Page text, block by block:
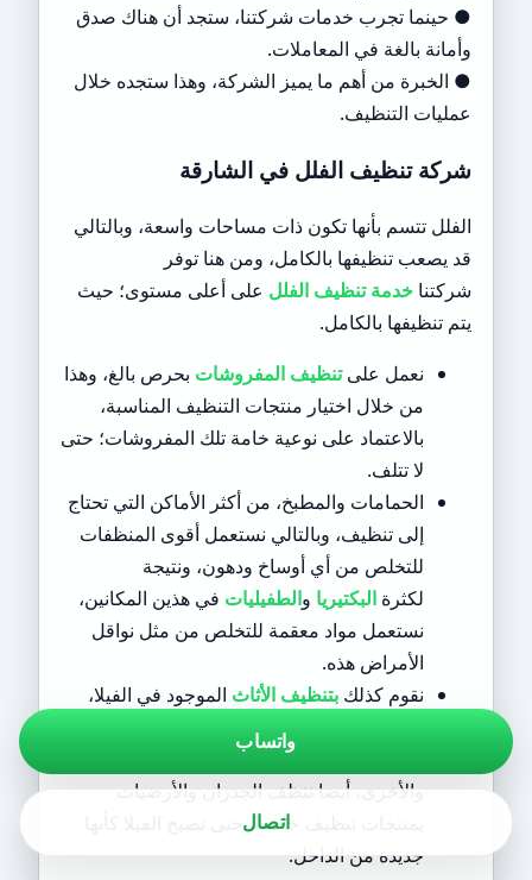
● حينما تجرب خدمات شركتنا، ستجد أن هناك صدق
وأمانة بالغة في المعاملات.
● الخبرة من أهم ما يميز الشركة، وهذا ستجده خلال
عمليات التنظيف.
شركة تنظيف الفلل في الشارقة
الفلل تتسم بأنها تكون ذات مساحات واسعة، وبالتالي
قد يصعب تنظيفها بالكامل، ومن هنا توفر
شركتنا خدمة تنظيف الفلل على أعلى مستوى؛ حيث
يتم تنظيفها بالكامل.
نعمل علىتنظيف المفروشات بحرص بالغ، وهذا
من خلال اختيار منتجات التنظيف المناسبة،
بالاعتماد على نوعية خامة تلك المفروشات؛ حتى
لا تتلف.
الحمامات والمطبخ، من أكثر الأماكن التي تحتاج
إلى تنظيف، وبالتالي نستعمل أقوى المنظفات
للتخلص من أي أوساخ ودهون، ونتيجة
لكثرة البكتيريا والطفيليات في هذين المكانين،
نستعمل مواد معقمة للتخلص من مثل نواقل
الأمراض هذه.
نقوم كذلك بتنظيف الأثاث الموجود في الفيلا،
ولأن المواد التي تصنع منها تلك الأجزاء مختلفة،
يتم التبديل بين المنظفات بين قطعة الأثاث
والأخرى، أيضا ننظف الجدران والأرضيات
بمنتجات تنظيف خاصة، حتى تصبح الفيلا كأنها
جديدة من الداخل.
واتساب
اتصال